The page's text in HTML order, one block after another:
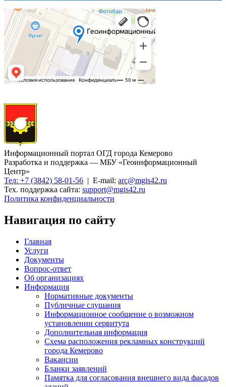
Информационный портал ОГД города Кемерово
Разработка и поддержка — МБУ «Геоинформационный
Центр»
Тел: +7 (3842) 58-01-56 | E-mail: arc@mgis42.ru
Тех. поддержка сайта: support@mgis42.ru
Политика конфиденциальности
Навигация по сайту
Главная
Услуги
Документы
Вопрос-ответ
Об организациях
Информация
Нормативные документы
Публичные слушания
Информационное сообщение о возможном
установлении сервитута
Дополнительная информация
Схема расположения рекламных конструкций
города Кемерово
Вакансии
Бланки заявлений
Памятка для согласования внешнего вида фасадов